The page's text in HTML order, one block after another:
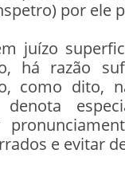
por ele
juízo
há razão
como dito,
e evitar